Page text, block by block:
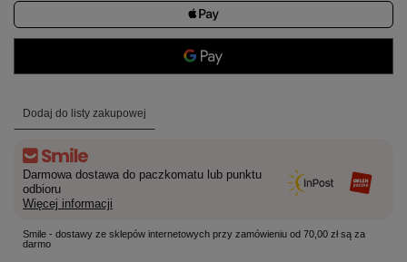
Dodaj do listy zakupowej
Darmowa dostawa do paczkomatu lub punktu
odbioru
Więcej informacji
Smile - dostawy ze sklepów internetowych przy zamówieniu od 70,00 zł są za
darmo